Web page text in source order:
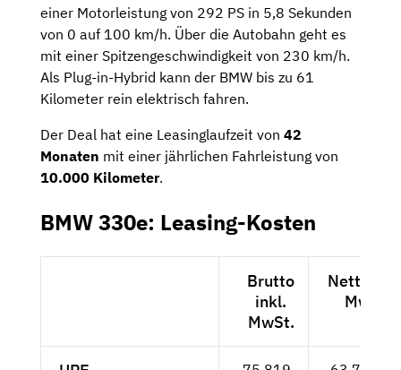
einer Motorleistung von 292 PS in 5,8 Sekunden
von 0 auf 100 km/h. Über die Autobahn geht es
mit einer Spitzengeschwindigkeit von 230 km/h.
Als Plug-in-Hybrid kann der BMW bis zu 61
Kilometer rein elektrisch fahren.
Der Deal hat eine Leasinglaufzeit von 42
Monaten mit einer jährlichen Fahrleistung von
10.000 Kilometer.
BMW 330e: Leasing-Kosten
Brutto
inkl.
MwSt.
Netto
MwSt.